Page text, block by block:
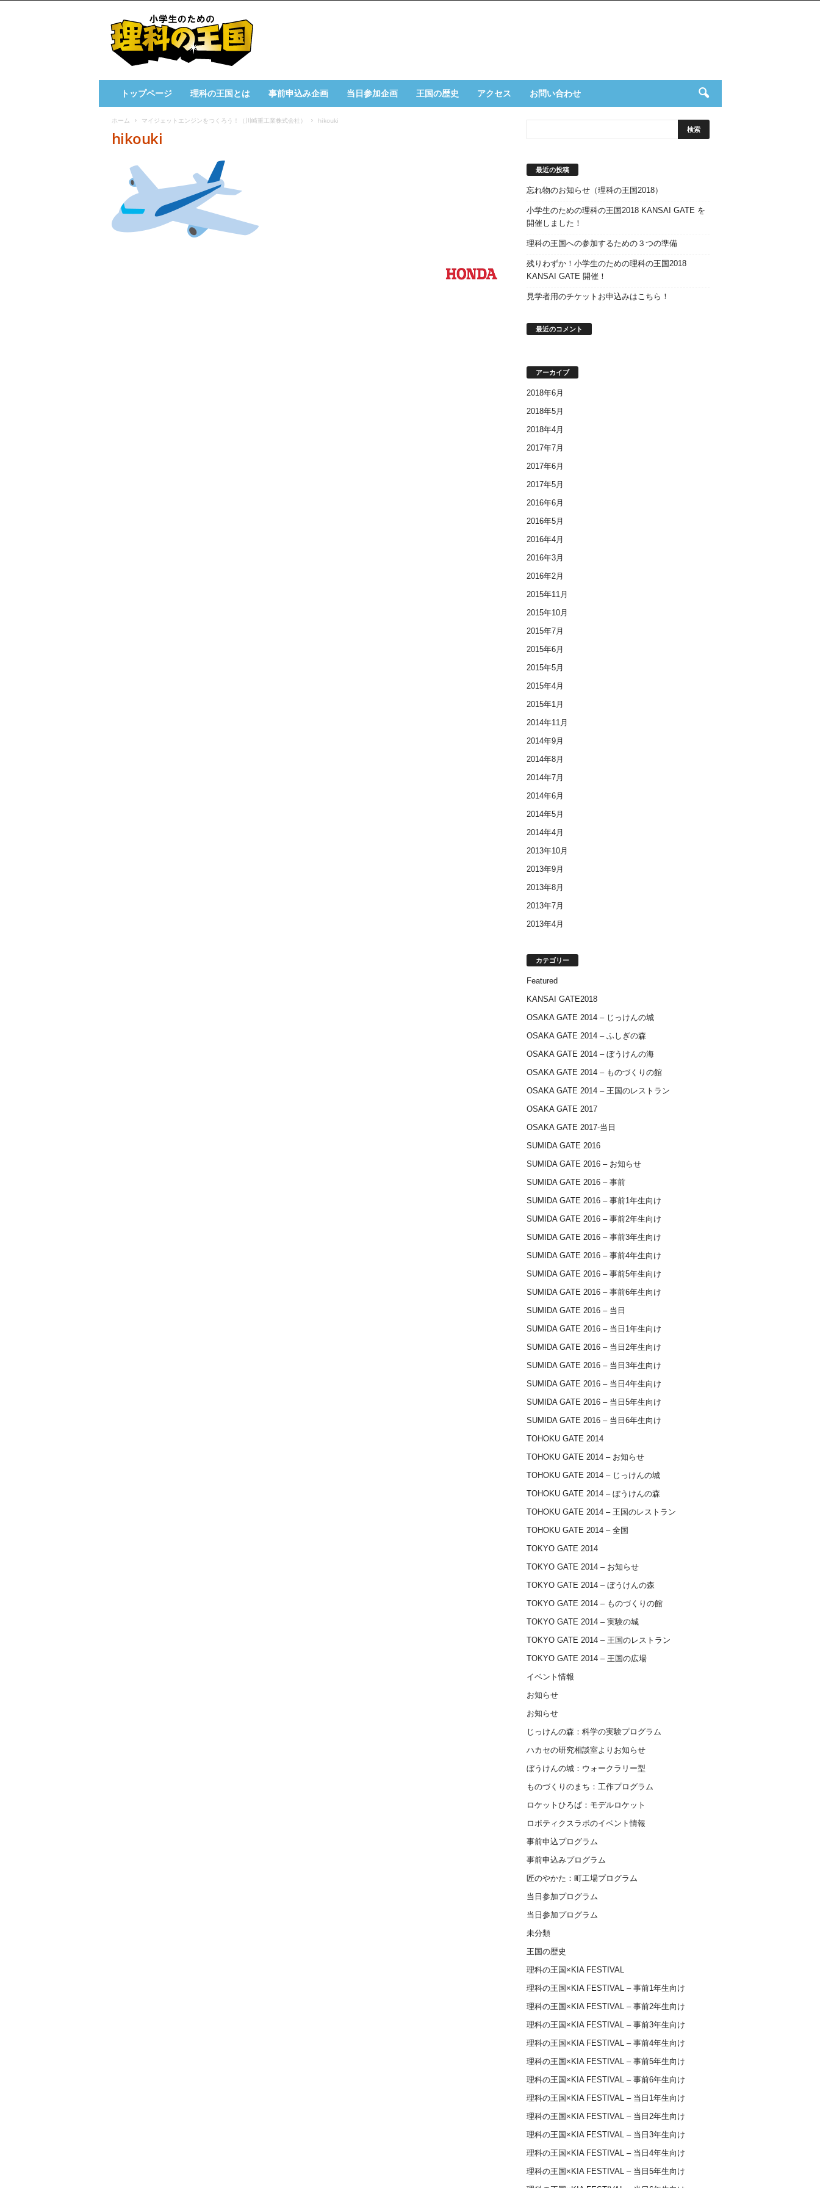
トップページ 理科の王国とは 事前申込み企画 当日参加企画 王国の歴史 アクセス お問い合わせ
ホーム マイジェットエンジンをつくろう！（川崎重工業株式会社） hikouki
hikouki
最近の投稿
忘れ物のお知らせ（理科の王国2018）
小学生のための理科の王国2018 KANSAI GATE を
開催しました！
理科の王国への参加するための３つの準備
残りわずか！小学生のための理科の王国2018
KANSAI GATE 開催！
見学者用のチケットお申込みはこちら！
最近のコメント
アーカイブ
2018年6月
2018年5月
2018年4月
2017年7月
2017年6月
2017年5月
2016年6月
2016年5月
2016年4月
2016年3月
2016年2月
2015年11月
2015年10月
2015年7月
2015年6月
2015年5月
2015年4月
2015年1月
2014年11月
2014年9月
2014年8月
2014年7月
2014年6月
2014年5月
2014年4月
2013年10月
2013年9月
2013年8月
2013年7月
2013年4月
カテゴリー
Featured
KANSAI GATE2018
OSAKA GATE 2014 – じっけんの城
OSAKA GATE 2014 – ふしぎの森
OSAKA GATE 2014 – ぼうけんの海
OSAKA GATE 2014 – ものづくりの館
OSAKA GATE 2014 – 王国のレストラン
OSAKA GATE 2017
OSAKA GATE 2017-当日
SUMIDA GATE 2016
SUMIDA GATE 2016 – お知らせ
SUMIDA GATE 2016 – 事前
SUMIDA GATE 2016 – 事前1年生向け
SUMIDA GATE 2016 – 事前2年生向け
SUMIDA GATE 2016 – 事前3年生向け
SUMIDA GATE 2016 – 事前4年生向け
SUMIDA GATE 2016 – 事前5年生向け
SUMIDA GATE 2016 – 事前6年生向け
SUMIDA GATE 2016 – 当日
SUMIDA GATE 2016 – 当日1年生向け
SUMIDA GATE 2016 – 当日2年生向け
SUMIDA GATE 2016 – 当日3年生向け
SUMIDA GATE 2016 – 当日4年生向け
SUMIDA GATE 2016 – 当日5年生向け
SUMIDA GATE 2016 – 当日6年生向け
TOHOKU GATE 2014
TOHOKU GATE 2014 – お知らせ
TOHOKU GATE 2014 – じっけんの城
TOHOKU GATE 2014 – ぼうけんの森
TOHOKU GATE 2014 – 王国のレストラン
TOHOKU GATE 2014 – 全国
TOKYO GATE 2014
TOKYO GATE 2014 – お知らせ
TOKYO GATE 2014 – ぼうけんの森
TOKYO GATE 2014 – ものづくりの館
TOKYO GATE 2014 – 実験の城
TOKYO GATE 2014 – 王国のレストラン
TOKYO GATE 2014 – 王国の広場
イベント情報
お知らせ
お知らせ
じっけんの森：科学の実験プログラム
ハカセの研究相談室よりお知らせ
ぼうけんの城：ウォークラリー型
ものづくりのまち：工作プログラム
ロケットひろば：モデルロケット
ロボティクスラボのイベント情報
事前申込プログラム
事前申込みプログラム
匠のやかた：町工場プログラム
当日参加プログラム
当日参加プログラム
未分類
王国の歴史
理科の王国×KIA FESTIVAL
理科の王国×KIA FESTIVAL – 事前1年生向け
理科の王国×KIA FESTIVAL – 事前2年生向け
理科の王国×KIA FESTIVAL – 事前3年生向け
理科の王国×KIA FESTIVAL – 事前4年生向け
理科の王国×KIA FESTIVAL – 事前5年生向け
理科の王国×KIA FESTIVAL – 事前6年生向け
理科の王国×KIA FESTIVAL – 当日1年生向け
理科の王国×KIA FESTIVAL – 当日2年生向け
理科の王国×KIA FESTIVAL – 当日3年生向け
理科の王国×KIA FESTIVAL – 当日4年生向け
理科の王国×KIA FESTIVAL – 当日5年生向け